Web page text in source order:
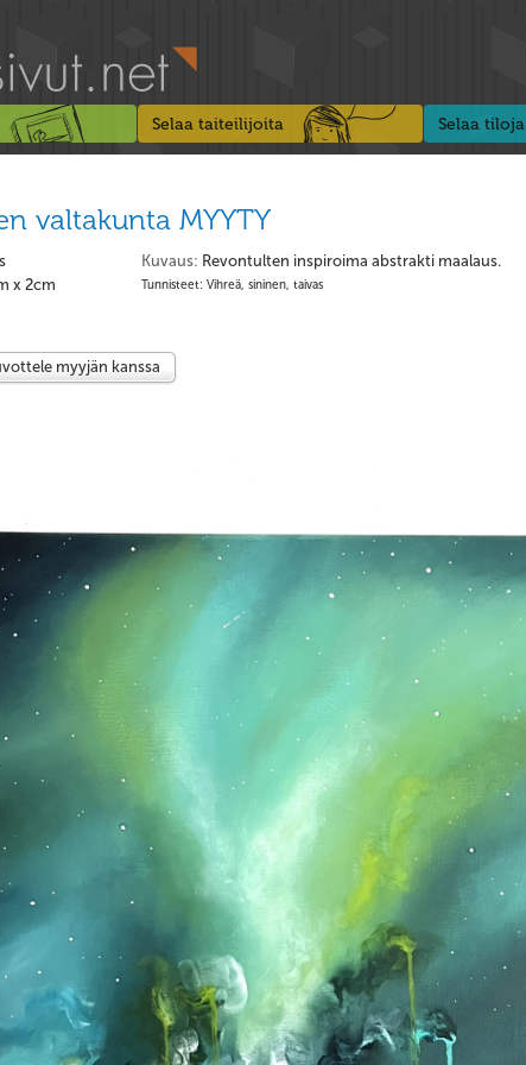
Selaa taiteilijoita Selaa tiloja
valtakunta MYYTY
Kuvaus: Revontulten inspiroima abstrakti maalaus.
Tunnisteet: Vihreä, sininen, taivas
x 2cm
myyjän kanssa